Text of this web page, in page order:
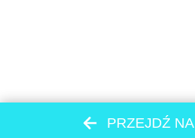
PRZEJDŹ NA